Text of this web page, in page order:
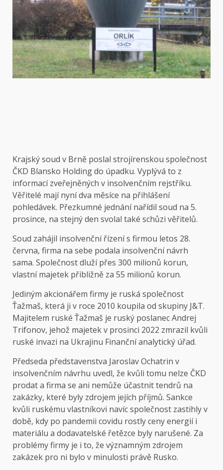
Krajský soud v Brně poslal strojírenskou společnost
ČKD Blansko Holding do úpadku. Vyplývá to z
informací zveřejněných v insolvenčním rejstříku.
Věřitelé mají nyní dva měsíce na přihlášení
pohledávek. Přezkumné jednání nařídil soud na 5.
prosince, na stejný den svolal také schůzi věřitelů.
Soud zahájil insolvenční řízení s firmou letos 28.
června, firma na sebe podala insolvenční návrh
sama. Společnost dluží přes 300 milionů korun,
vlastní majetek přibližně za 55 milionů korun.
Jediným akcionářem firmy je ruská společnost
Ťažmaš, která ji v roce 2010 koupila od skupiny J&T.
Majitelem ruské Ťažmaš je ruský poslanec Andrej
Trifonov, jehož majetek v prosinci 2022 zmrazil kvůli
ruské invazi na Ukrajinu Finanční analytický úřad.
Předseda představenstva Jaroslav Ochatrin v
insolvenčním návrhu uvedl, že kvůli tomu nelze ČKD
prodat a firma se ani nemůže účastnit tendrů na
zakázky, které byly zdrojem jejích příjmů. Sankce
kvůli ruskému vlastníkovi navíc společnost zastihly v
době, kdy po pandemii covidu rostly ceny energií i
materiálu a dodavatelské řetězce byly narušené. Za
problémy firmy je i to, že významným zdrojem
zakázek pro ni bylo v minulosti právě Rusko.